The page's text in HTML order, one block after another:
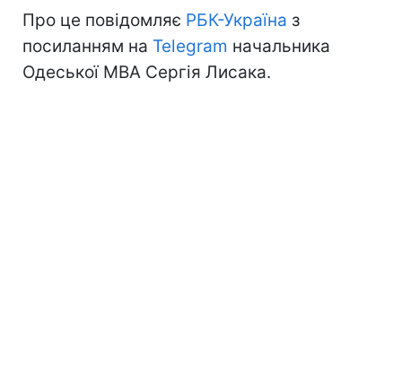
Про це повідомляє РБК-Україна з
посиланням на Telegram начальника
Одеської МВА Сергія Лисака.